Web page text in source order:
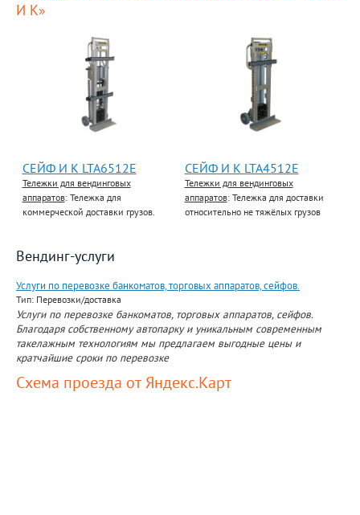
И К»
СЕЙФ И К LTA6512E
Тележки для вендинговых
аппаратов: Тележка для
коммерческой доставки грузов.
СЕЙФ И К LTA4512E
Тележки для вендинговых
аппаратов: Тележка для доставки
относительно не тяжёлых грузов
Вендинг-услуги
Услуги по перевозке банкоматов, торговых аппаратов, сейфов.
Тип: Перевозки/доставка
Услуги по перевозке банкоматов, торговых аппаратов, сейфов.
Благодаря собственному автопарку и уникальным современным
такелажным технологиям мы предлагаем выгодные цены и
кратчайшие сроки по перевозке
Схема проезда от Яндекс.Карт